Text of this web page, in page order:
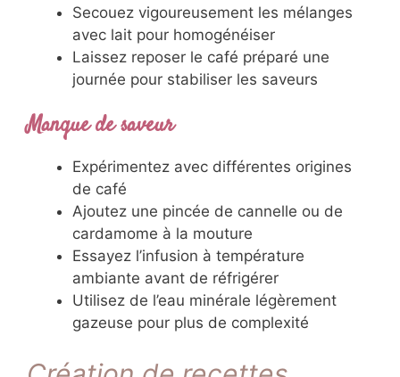
Secouez vigoureusement les mélanges
avec lait pour homogénéiser
Laissez reposer le café préparé une
journée pour stabiliser les saveurs
Manque de saveur
Expérimentez avec différentes origines
de café
Ajoutez une pincée de cannelle ou de
cardamome à la mouture
Essayez l’infusion à température
ambiante avant de réfrigérer
Utilisez de l’eau minérale légèrement
gazeuse pour plus de complexité